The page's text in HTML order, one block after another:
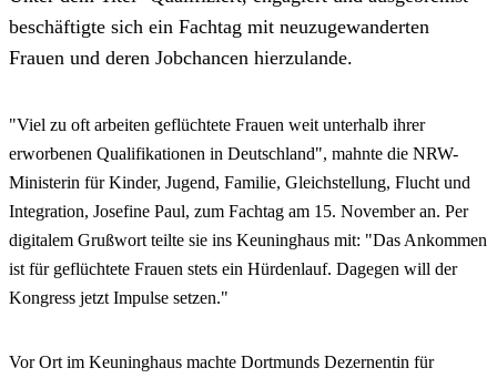
beschäftigte sich ein Fachtag mit neuzugewanderten
Frauen und deren Jobchancen hierzulande.
"Viel zu oft arbeiten geflüchtete Frauen weit unterhalb ihrer
erworbenen Qualifikationen in Deutschland", mahnte die NRW-
Ministerin für Kinder, Jugend, Familie, Gleichstellung, Flucht und
Integration, Josefine Paul, zum Fachtag am 15. November an. Per
digitalem Grußwort teilte sie ins Keuninghaus mit: "Das Ankommen
ist für geflüchtete Frauen stets ein Hürdenlauf. Dagegen will der
Kongress jetzt Impulse setzen."
Vor Ort im Keuninghaus machte Dortmunds Dezernentin für